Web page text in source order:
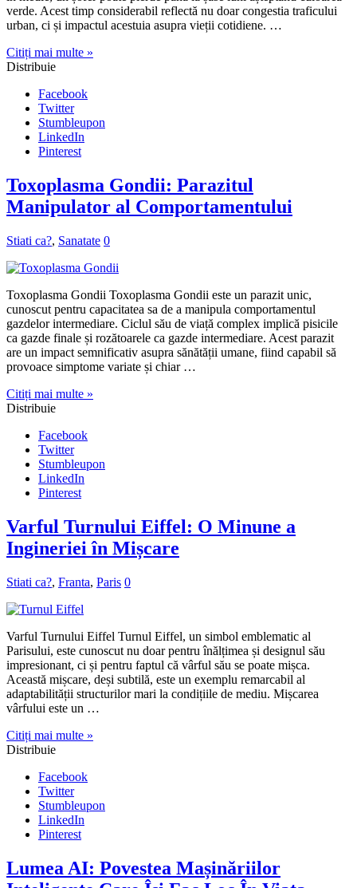
verde. Acest timp considerabil reflectă nu doar congestia traficului
urban, ci și impactul acestuia asupra vieții cotidiene. …
Citiți mai multe »
Distribuie
Facebook
Twitter
Stumbleupon
LinkedIn
Pinterest
Toxoplasma Gondii: Parazitul
Manipulator al Comportamentului
Stiati ca?, Sanatate 0
Toxoplasma Gondii Toxoplasma Gondii este un parazit unic,
cunoscut pentru capacitatea sa de a manipula comportamentul
gazdelor intermediare. Ciclul său de viață complex implică pisicile
ca gazde finale și rozătoarele ca gazde intermediare. Acest parazit
are un impact semnificativ asupra sănătății umane, fiind capabil să
provoace simptome variate și chiar …
Citiți mai multe »
Distribuie
Facebook
Twitter
Stumbleupon
LinkedIn
Pinterest
Varful Turnului Eiffel: O Minune a
Ingineriei în Mișcare
Stiati ca?, Franta, Paris 0
Varful Turnului Eiffel Turnul Eiffel, un simbol emblematic al
Parisului, este cunoscut nu doar pentru înălțimea și designul său
impresionant, ci și pentru faptul că vârful său se poate mișca.
Această mișcare, deși subtilă, este un exemplu remarcabil al
adaptabilității structurilor mari la condițiile de mediu. Mișcarea
vârfului este un …
Citiți mai multe »
Distribuie
Facebook
Twitter
Stumbleupon
LinkedIn
Pinterest
Lumea AI: Povestea Mașinăriilor